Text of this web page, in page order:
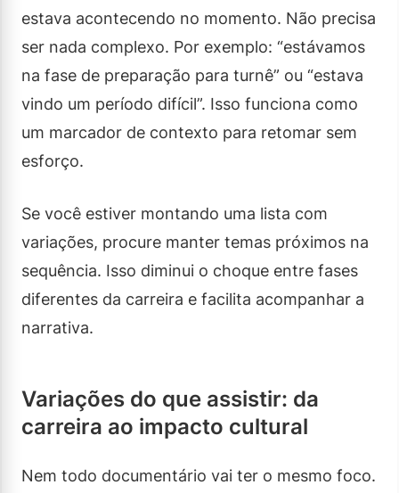
estava acontecendo no momento. Não precisa
ser nada complexo. Por exemplo: “estávamos
na fase de preparação para turnê” ou “estava
vindo um período difícil”. Isso funciona como
um marcador de contexto para retomar sem
esforço.
Se você estiver montando uma lista com
variações, procure manter temas próximos na
sequência. Isso diminui o choque entre fases
diferentes da carreira e facilita acompanhar a
narrativa.
Variações do que assistir: da
carreira ao impacto cultural
Nem todo documentário vai ter o mesmo foco.